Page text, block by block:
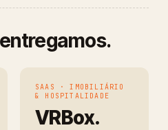
SAAS · IMOBILIÁRIO
& HOSPITALIDADE
VRBox.